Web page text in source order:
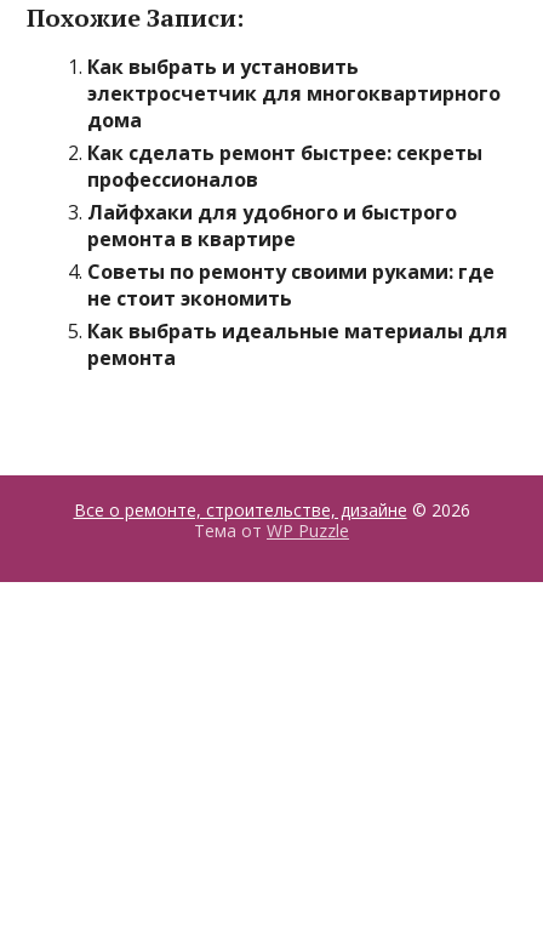
Похожие Записи:
Как выбрать и установить
электросчетчик для многоквартирного
дома
Как сделать ремонт быстрее: секреты
профессионалов
Лайфхаки для удобного и быстрого
ремонта в квартире
Советы по ремонту своими руками: где
не стоит экономить
Как выбрать идеальные материалы для
ремонта
Все о ремонте, строительстве, дизайне © 2026
Тема от WP Puzzle